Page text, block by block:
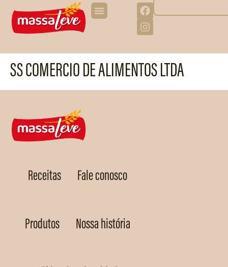
SS COMERCIO DE ALIMENTOS LTDA
Receitas Fale conosco
Produtos Nossa história